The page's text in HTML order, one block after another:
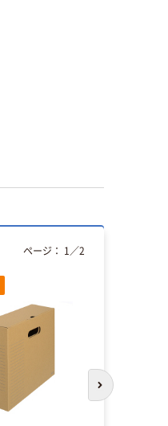
ページ： 1 ／2
次のスライド